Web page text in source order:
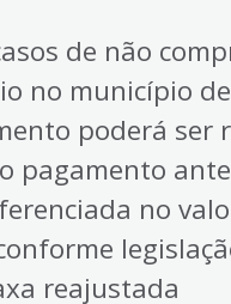
de não
no município
poderá ser
pagamento
no
reajustada